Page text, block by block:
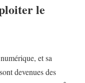
le
et sa
devenues des